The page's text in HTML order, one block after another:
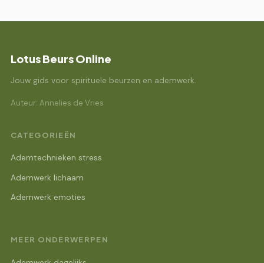
Lotus Beurs Online
Jouw gids voor spirituele beurzen en ademwerk.
Auteur: Annelies de Vries
CATEGORIEËN
Ademtechnieken stress
Ademwerk lichaam
Ademwerk emoties
MEER ONDERWERPEN